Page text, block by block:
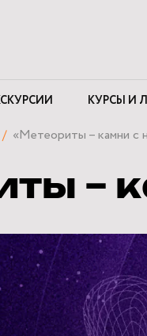
КУРСЫ И
«Метеориты – камни с
–